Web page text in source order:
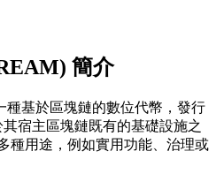
簡介
種基於區塊鏈的數位代幣，發行
宿主區塊鏈既有的基礎設施之
種用途，例如實用功能、治理或